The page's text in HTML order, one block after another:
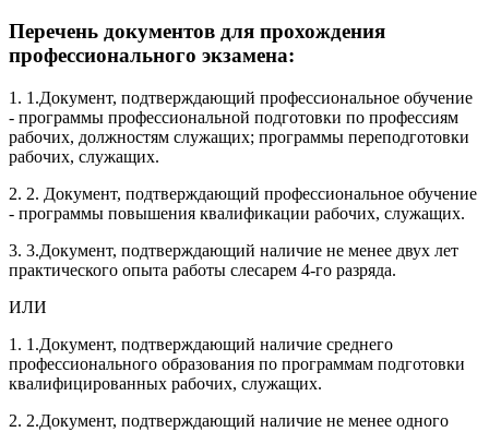
Перечень документов для прохождения
профессионального экзамена:
1. 1.Документ, подтверждающий профессиональное обучение
- программы профессиональной подготовки по профессиям
рабочих, должностям служащих; программы переподготовки
рабочих, служащих.
2. 2. Документ, подтверждающий профессиональное обучение
- программы повышения квалификации рабочих, служащих.
3. 3.Документ, подтверждающий наличие не менее двух лет
практического опыта работы слесарем 4-го разряда.
ИЛИ
1. 1.Документ, подтверждающий наличие среднего
профессионального образования по программам подготовки
квалифицированных рабочих, служащих.
2. 2.Документ, подтверждающий наличие не менее одного